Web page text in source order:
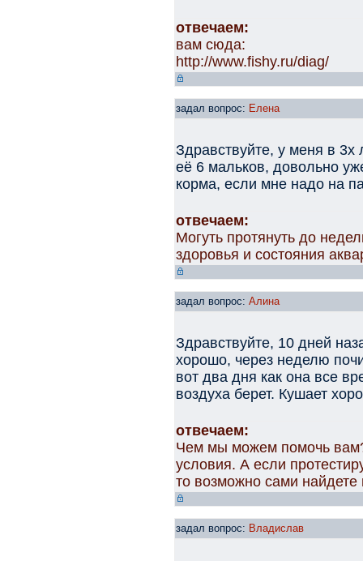
отвечаем:
вам сюда:
http://www.fishy.ru/diag/
задал вопрос: Елена
Здравствуйте, у меня в 3х
её 6 мальков, довольно
корма, если мне надо на
отвечаем:
Могуть протянуть до
здоровья и состояния
задал вопрос: Алина
Здравствуйте, 10 дней
хорошо, через неделю
вот два дня как она все
воздуха берет. Кушает
отвечаем:
Чем мы можем помочь
условия. А если
то возможно сами найдете
задал вопрос: Владислав